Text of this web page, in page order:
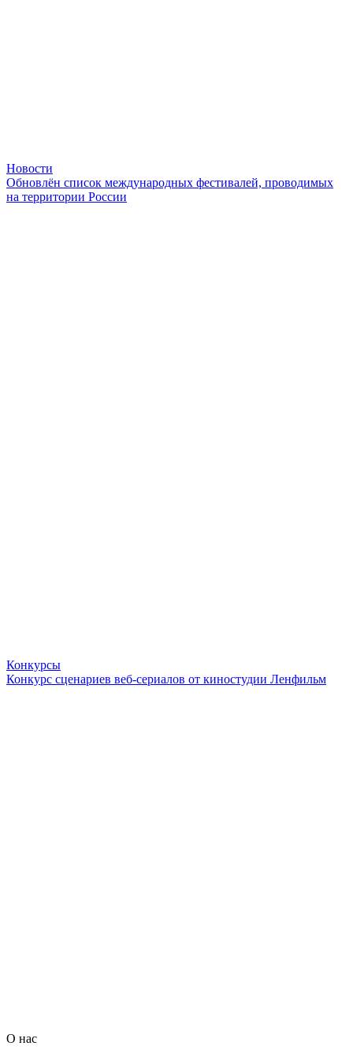
Новости
Обновлён список международных фестивалей, проводимых
на территории России
Конкурсы
Конкурс сценариев веб-сериалов от киностудии Ленфильм
О нас